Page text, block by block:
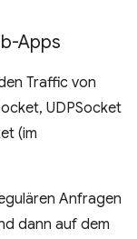
Apps
Traffic von
UDPSocket
(im
Anfragen
dann auf dem